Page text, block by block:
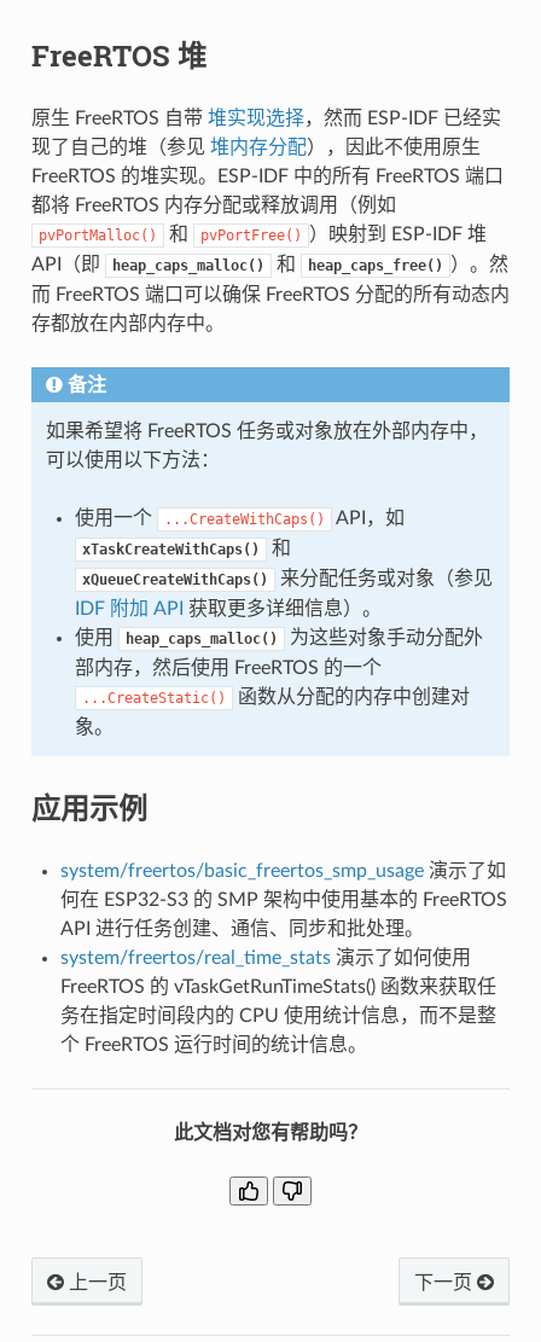
FreeRTOS 堆
原生 FreeRTOS 自带 堆实现选择，然而 ESP-IDF 已经实
现了自己的堆（参见 堆内存分配），因此不使用原生
FreeRTOS 的堆实现。ESP-IDF 中的所有 FreeRTOS 端口
都将 FreeRTOS 内存分配或释放调用（例如
pvPortMalloc() 和 pvPortFree()
）映射到 ESP-IDF 堆
API（即
heap_caps_malloc() 和 heap_caps_free()
）。然
而 FreeRTOS 端口可以确保 FreeRTOS 分配的所有动态内
存都放在内部内存中。
备注
如果希望将 FreeRTOS 任务或对象放在外部内存中，
可以使用以下方法：
使用一个 ...CreateWithCaps() API，如
xTaskCreateWithCaps() 和
xQueueCreateWithCaps()
来分配任务或对象（参见
IDF 附加 API 获取更多详细信息）。
使用
heap_caps_malloc()
为这些对象手动分配外
部内存，然后使用 FreeRTOS 的一个
...CreateStatic()
函数从分配的内存中创建对
象。
应用示例
system/freertos/basic_freertos_smp_usage演示了如
何在 ESP32-S3 的 SMP 架构中使用基本的 FreeRTOS
API 进行任务创建、通信、同步和批处理。
system/freertos/real_time_stats演示了如何使用
FreeRTOS 的 vTaskGetRunTimeStats() 函数来获取任
务在指定时间段内的 CPU 使用统计信息，而不是整
个 FreeRTOS 运行时间的统计信息。
此文档对您有帮助吗？
上一页 下一页